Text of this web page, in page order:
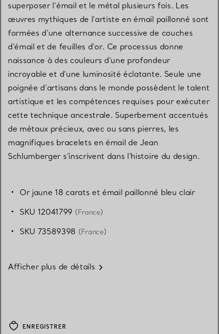
superposer l’émail et le métal plusieurs fois. Les
œuvres mythiques de l’artiste en émail paillonné sont
formées d’une alternance successive de couches
d’émail et de feuilles d’or. Ce processus donne
naissance à des couleurs d’une profondeur
incroyable et d’une luminosité éclatante. Seule une
poignée d’artisans dans le monde possèdent le talent
artistique et les compétences requises pour exécuter
cette technique ancestrale. Superbement accentués
de métaux précieux, avec ou sans pierres, les
magnifiques bracelets en émail de Jean
Schlumberger s’inscrivent dans l’histoire du design.
Or jaune 18 carats et émail paillonné bleu clair
SKU 12041799 (France)
SKU 73589398 (France)
Afficher plus de détails
ENREGISTRER